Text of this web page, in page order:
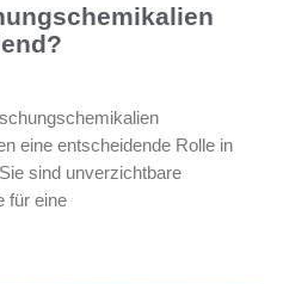
eine entscheidende Rolle in
sind unverzichtbare
für eine